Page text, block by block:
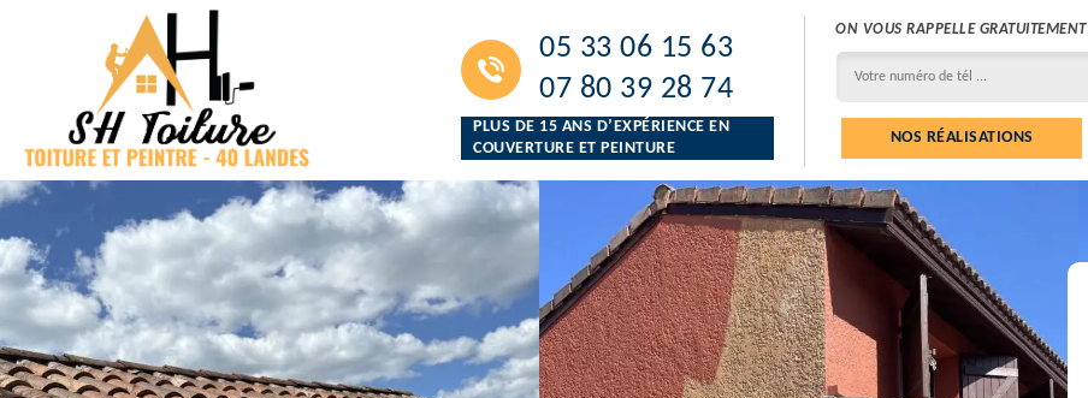
05 33 06 15 63
07 80 39 28 74
PLUS DE 15 ANS D’EXPÉRIENCE EN
COUVERTURE ET PEINTURE
ON VOUS RAPPELLE GRATUITEMENT
NOS RÉALISATIONS